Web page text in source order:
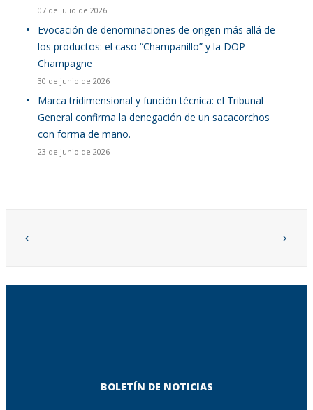
07 de julio de 2026
Evocación de denominaciones de origen más allá de
los productos: el caso “Champanillo” y la DOP
Champagne
30 de junio de 2026
Marca tridimensional y función técnica: el Tribunal
General confirma la denegación de un sacacorchos
con forma de mano.
23 de junio de 2026
BOLETÍN DE NOTICIAS